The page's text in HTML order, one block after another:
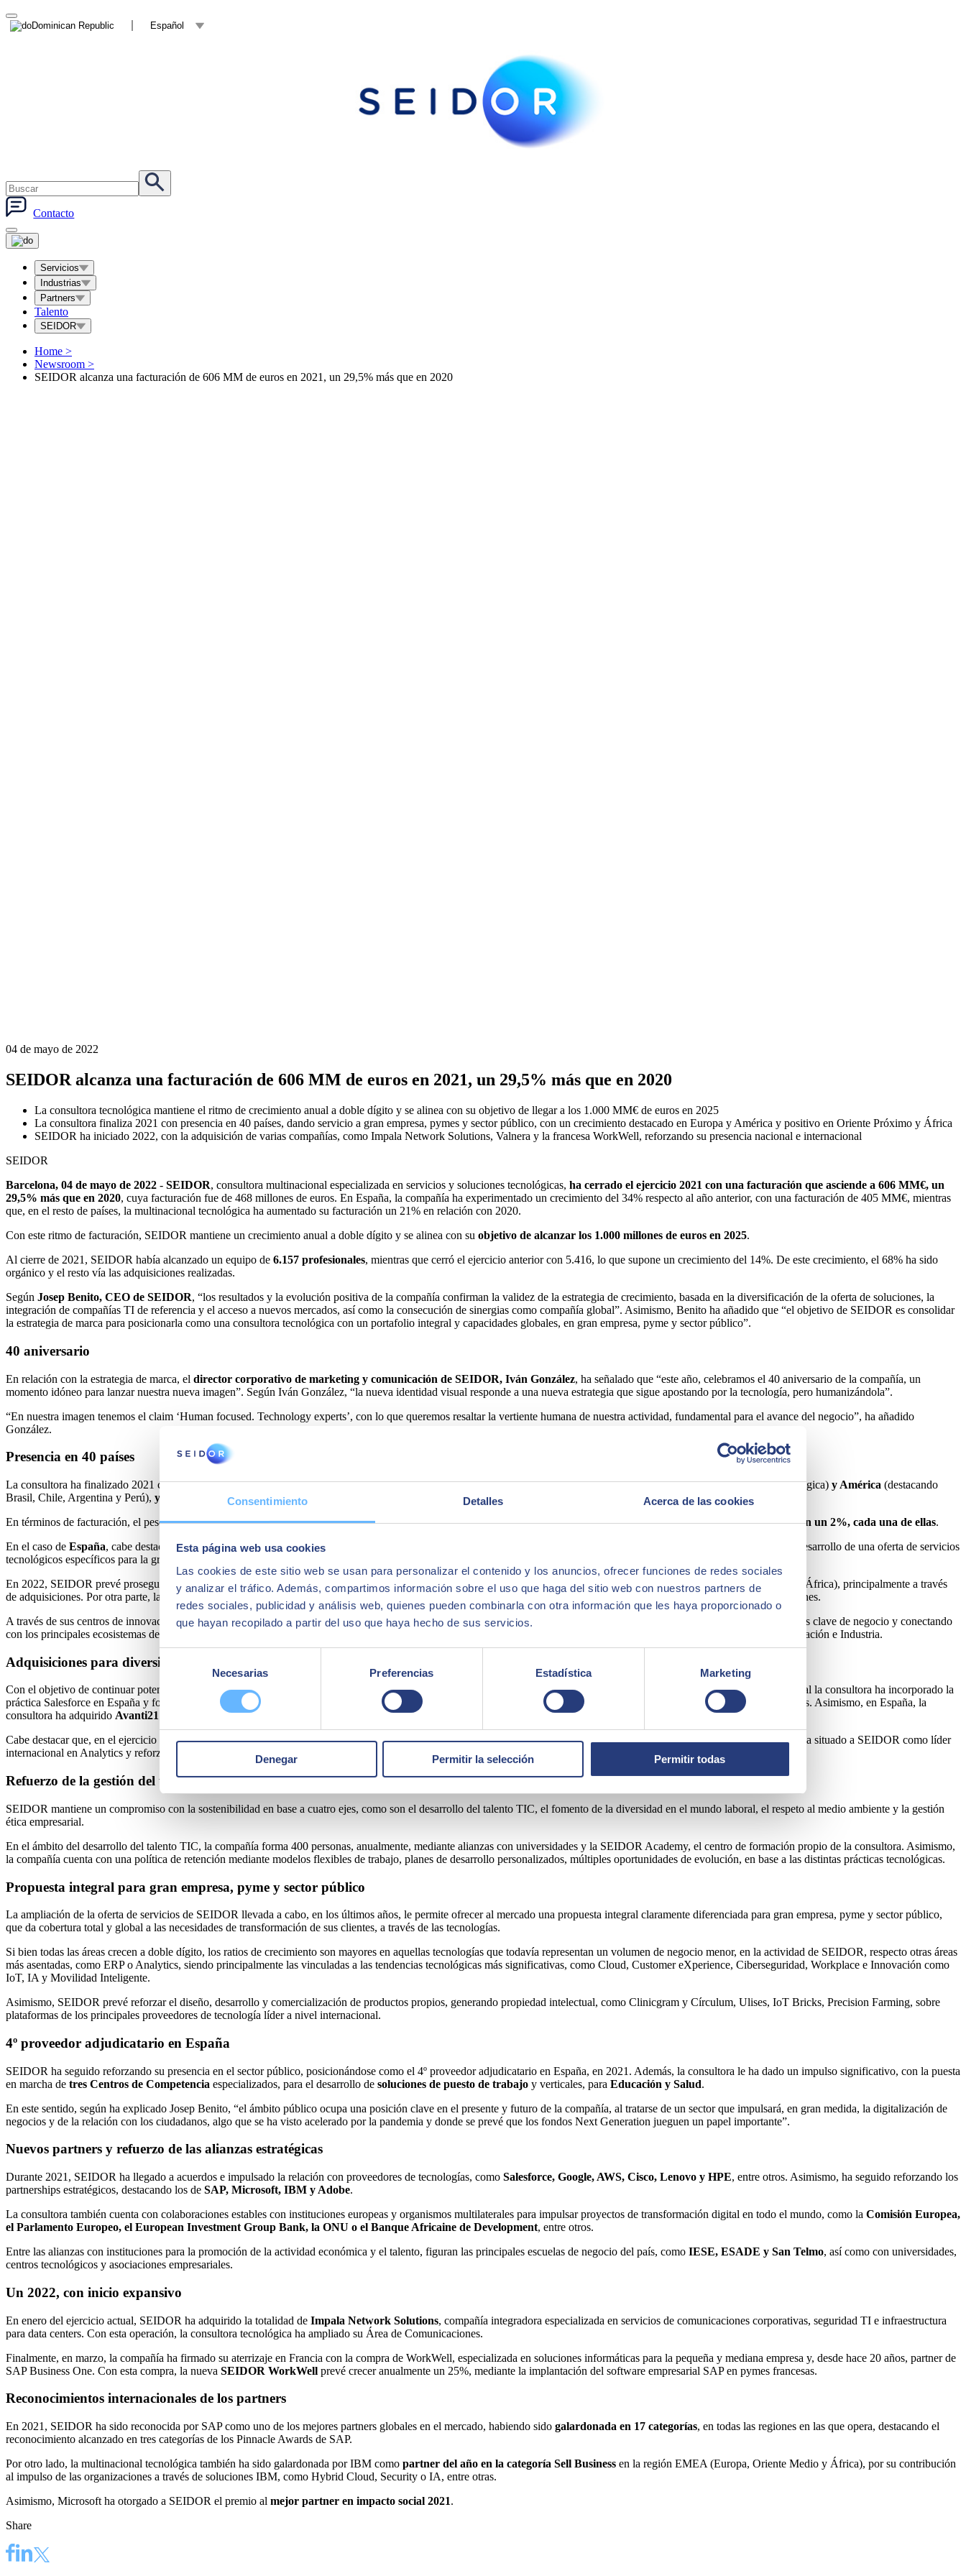
Consentimiento Detalles Acerca de las cookies
Esta página web usa cookies
Las cookies de este sitio web se usan para personalizar el contenido y los anuncios, ofrecer funciones de redes sociales
y analizar el tráfico. Además, compartimos información sobre el uso que haga del sitio web con nuestros partners de
redes sociales, publicidad y análisis web, quienes pueden combinarla con otra información que les haya proporcionado o
que hayan recopilado a partir del uso que haya hecho de sus servicios.
Selección
consentimiento
Necesarias Preferencias Estadística Marketing
Denegar Permitir la selección Permitir todas
Dominican Republic Español
Contacto
Servicios
Industrias
Partners
Talento
SEIDOR
Home >
Newsroom >
SEIDOR alcanza una facturación de 606 MM de euros en 2021, un 29,5% más que en 2020
04 de mayo de 2022
SEIDOR alcanza una facturación de 606 MM de euros en 2021, un 29,5% más que en 2020
La consultora tecnológica mantiene el ritmo de crecimiento anual a doble dígito y se alinea con su objetivo de llegar a los 1.000 MM€ de euros en 2025
La consultora finaliza 2021 con presencia en 40 países, dando servicio a gran empresa, pymes y sector público, con un crecimiento destacado en Europa y América y positivo en Oriente Próximo y África
SEIDOR ha iniciado 2022, con la adquisición de varias compañías, como Impala Network Solutions, Valnera y la francesa WorkWell, reforzando su presencia nacional e internacional
SEIDOR
Barcelona, 04 de mayo de 2022 - SEIDOR, consultora multinacional especializada en servicios y soluciones tecnológicas, ha cerrado el ejercicio 2021 con una facturación que asciende a 606 MM€, un
29,5% más que en 2020, cuya facturación fue de 468 millones de euros. En España, la compañía ha experimentado un crecimiento del 34% respecto al año anterior, con una facturación de 405 MM€, mientras
que, en el resto de países, la multinacional tecnológica ha aumentado su facturación un 21% en relación con 2020.
Con este ritmo de facturación, SEIDOR mantiene un crecimiento anual a doble dígito y se alinea con su objetivo de alcanzar los 1.000 millones de euros en 2025.
Al cierre de 2021, SEIDOR había alcanzado un equipo de 6.157 profesionales, mientras que cerró el ejercicio anterior con 5.416, lo que supone un crecimiento del 14%. De este crecimiento, el 68% ha sido
orgánico y el resto vía las adquisiciones realizadas.
Según Josep Benito, CEO de SEIDOR, “los resultados y la evolución positiva de la compañía confirman la validez de la estrategia de crecimiento, basada en la diversificación de la oferta de soluciones, la
integración de compañías TI de referencia y el acceso a nuevos mercados, así como la consecución de sinergias como compañía global”. Asimismo, Benito ha añadido que “el objetivo de SEIDOR es consolidar
la estrategia de marca para posicionarla como una consultora tecnológica con un portafolio integral y capacidades globales, en gran empresa, pyme y sector público”.
40 aniversario
En relación con la estrategia de marca, el director corporativo de marketing y comunicación de SEIDOR, Iván González, ha señalado que “este año, celebramos el 40 aniversario de la compañía, un
momento idóneo para lanzar nuestra nueva imagen”. Según Iván González, “la nueva identidad visual responde a una nueva estrategia que sigue apostando por la tecnología, pero humanizándola”.
“En nuestra imagen tenemos el claim ‘Human focused. Technology experts’, con lo que queremos resaltar la vertiente humana de nuestra actividad, fundamental para el avance del negocio”, ha añadido
González.
Presencia en 40 países
La consultora ha finalizado 2021 con presencia directa en 40 países. Por regiones, SEIDOR ha tenido uncrecimiento destacado en Europa(España, Portugal, UK, Italia y Bélgica) y América (destacando
Brasil, Chile, Argentina y Perú), y positivo en Oriente Próximo y África.
En términos de facturación, el peso de las distintas regiones se reparte entreEspaña, con un 67%; Américas, con un 27%; y resto de Europa, Oriente Próximo y África, con un 2%, cada una de ellas.
En el caso de España, cabe destacar elcrecimiento experimentado por SEIDOR en la zona centro
y, en particular, en Madrid, como resultado de la estrategia basada en el desarrollo de una oferta de servicios
tecnológicos específicos para la gran empresa. En concreto, SEIDOR se ha consolidado como la
En 2022, SEIDOR prevé proseguir en todas estas regiones una evolución parecida a la de 2021, pero poniendo el foco en Asia, EEUU y EMEA Sur (Sur de Europa y Norte de África), principalmente a través
de adquisiciones. Por otra parte, la consultora dará continuidad a la identificación de oportunidades en LATAM, con el objetivo de completar sus capacidades y oferta de soluciones.
A través de sus centros de innovación enSilicon Valley, Tel-Aviv y Barcelona, SEIDOR está impulsando proyectos en IoT, IA y Movilidad Inteligente para dar respuesta a retos clave de negocio y conectando
con los principales ecosistemas de start ups en todo el mundo. Asimismo, la consultora ocupa una posición relevante en especialización de este tipo de soluciones en Salud, Educación e Industria.
Adquisiciones para diversificar la oferta de soluciones
Con el objetivo de continuar potenciando la oferta de servicios y la expansión geográfica, SEIDOR ha llevado a cabo adquisiciones como la de las firmas NTS, a través de la cual la consultora ha incorporado la
práctica Salesforce en España y fortalecido sus capacidades en movilidad inteligente e IoT;
Metrocis y Sycnet
en LATAM, en aras de reforzar su oferta SAP y de infraestructuras. Asimismo, en España, la
consultora ha adquirido Avanti21 y, recientemente,Valnera
, dos adquisiciones para reforzar las capacidades de SEIDOR en el eje astur-cantábrico.
Cabe destacar que, en el ejercicio anterior, en 2020, SEIDOR adquirióDeusto Sistemas, operación con la que reforzó la presencia de la consultora en Euskadi, yClariba, que ha situado a SEIDOR como líder
internacional en Analytics y reforzado su presencia en Oriente Próximo y en Europa en esta práctica.
Refuerzo de la gestión del talento y sostenibilidad
SEIDOR mantiene un compromiso con la sostenibilidad en base a cuatro ejes, como son el desarrollo del talento TIC, el fomento de la diversidad en el mundo laboral, el respeto al medio ambiente y la gestión
ética empresarial.
En el ámbito del desarrollo del talento TIC, la compañía forma 400 personas, anualmente, mediante alianzas con universidades y la SEIDOR Academy, el centro de formación propio de la consultora. Asimismo,
la compañía cuenta con una política de retención mediante modelos flexibles de trabajo, planes de desarrollo personalizados, múltiples oportunidades de evolución, en base a las distintas prácticas tecnológicas.
Propuesta integral para gran empresa, pyme y sector público
La ampliación de la oferta de servicios de SEIDOR llevada a cabo, en los últimos años, le permite ofrecer al mercado una propuesta integral claramente diferenciada para gran empresa, pyme y sector público,
que da cobertura total y global a las necesidades de transformación de sus clientes, a través de las tecnologías.
Si bien todas las áreas crecen a doble dígito, los ratios de crecimiento son mayores en aquellas tecnologías que todavía representan un volumen de negocio menor, en la actividad de SEIDOR, respecto otras áreas
más asentadas, como ERP o Analytics, siendo principalmente las vinculadas a las tendencias tecnológicas más significativas, como Cloud, Customer eXperience, Ciberseguridad, Workplace e Innovación como
IoT, IA y Movilidad Inteligente.
Asimismo, SEIDOR prevé reforzar el diseño, desarrollo y comercialización de productos propios, generando propiedad intelectual, como Clinicgram y Círculum, Ulises, IoT Bricks, Precision Farming, sobre
plataformas de los principales proveedores de tecnología líder a nivel internacional.
4º proveedor adjudicatario en España
SEIDOR ha seguido reforzando su presencia en el sector público, posicionándose como el 4º proveedor adjudicatario en España, en 2021. Además, la consultora le ha dado un impulso significativo, con la puesta
en marcha de tres Centros de Competencia especializados, para el desarrollo de soluciones de puesto de trabajo y verticales, para Educación y Salud.
En este sentido, según ha explicado Josep Benito, “el ámbito público ocupa una posición clave en el presente y futuro de la compañía, al tratarse de un sector que impulsará, en gran medida, la digitalización de
negocios y de la relación con los ciudadanos, algo que se ha visto acelerado por la pandemia y donde se prevé que los fondos Next Generation jueguen un papel importante”.
Nuevos partners y refuerzo de las alianzas estratégicas
Durante 2021, SEIDOR ha llegado a acuerdos e impulsado la relación con proveedores de tecnologías, como Salesforce, Google, AWS, Cisco, Lenovo y HPE, entre otros. Asimismo, ha seguido reforzando los
partnerships estratégicos, destacando los de SAP, Microsoft, IBM y Adobe.
La consultora también cuenta con colaboraciones estables con instituciones europeas y organismos multilaterales para impulsar proyectos de transformación digital en todo el mundo, como la Comisión Europea,
el Parlamento Europeo, el European Investment Group Bank, la ONU o el Banque Africaine de Development, entre otros.
Entre las alianzas con instituciones para la promoción de la actividad económica y el talento, figuran las principales escuelas de negocio del país, como IESE, ESADE y San Telmo, así como con universidades,
centros tecnológicos y asociaciones empresariales.
Un 2022, con inicio expansivo
En enero del ejercicio actual, SEIDOR ha adquirido la totalidad de Impala Network Solutions, compañía integradora especializada en servicios de comunicaciones corporativas, seguridad TI e infraestructura
para data centers. Con esta operación, la consultora tecnológica ha ampliado su Área de Comunicaciones.
Finalmente, en marzo, la compañía ha firmado su aterrizaje en Francia con la compra de WorkWell, especializada en soluciones informáticas para la pequeña y mediana empresa y, desde hace 20 años, partner de
SAP Business One. Con esta compra, la nueva SEIDOR WorkWell prevé crecer anualmente un 25%, mediante la implantación del software empresarial SAP en pymes francesas.
Reconocimientos internacionales de los partners
En 2021, SEIDOR ha sido reconocida por SAP como uno de los mejores partners globales en el mercado, habiendo sido galardonada en 17 categorías, en todas las regiones en las que opera, destacando el
reconocimiento alcanzado en tres categorías de los Pinnacle Awards de SAP.
Por otro lado, la multinacional tecnológica también ha sido galardonada por IBM como partner del año en la categoría Sell Business en la región EMEA (Europa, Oriente Medio y África), por su contribución
al impulso de las organizaciones a través de soluciones IBM, como Hybrid Cloud, Security o IA, entre otras.
Asimismo, Microsoft ha otorgado a SEIDOR el premio al mejor partner en impacto social 2021.
Share